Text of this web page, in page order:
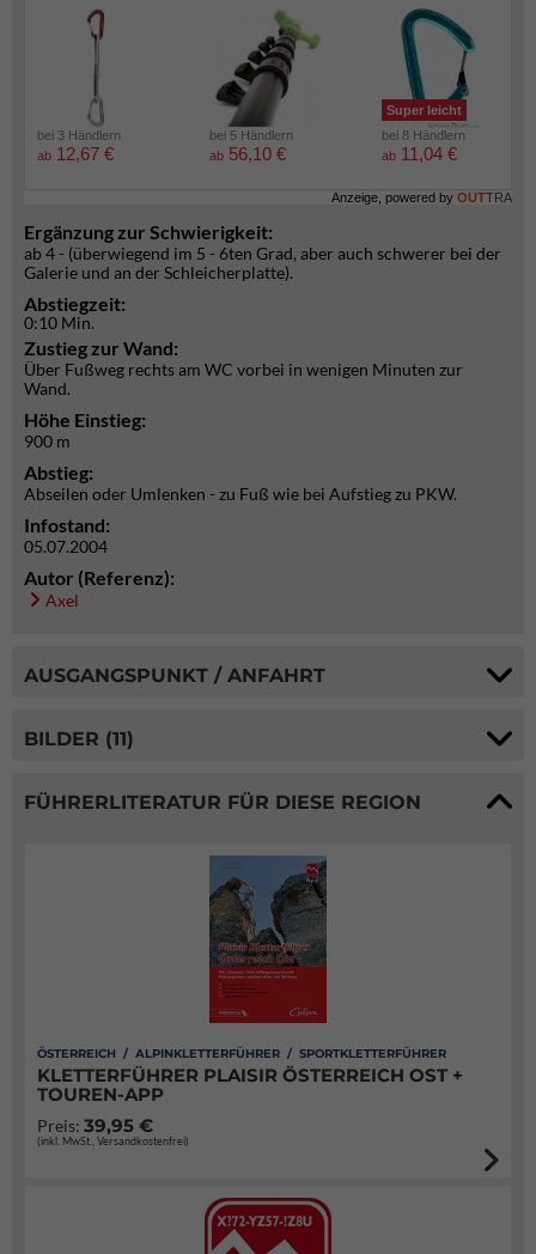
bei 3 Händlern
ab 12,67 €
bei 5 Händlern
ab 56,10 €
Super leicht
bei 8 Händlern
ab 11,04 €
Anzeige, powered by OUTTRA
Ergänzung zur Schwierigkeit:
ab 4 - (überwiegend im 5 - 6ten Grad, aber auch schwerer bei der
Galerie und an der Schleicherplatte).
Abstiegzeit:
0:10 Min.
Zustieg zur Wand:
Über Fußweg rechts am WC vorbei in wenigen Minuten zur
Wand.
Höhe Einstieg:
900 m
Abstieg:
Abseilen oder Umlenken - zu Fuß wie bei Aufstieg zu PKW.
Infostand:
05.07.2004
Autor (Referenz):
Axel
AUSGANGSPUNKT / ANFAHRT
BILDER (11)
FÜHRERLITERATUR FÜR DIESE REGION
ÖSTERREICH / ALPINKLETTERFÜHRER / SPORTKLETTERFÜHRER
KLETTERFÜHRER PLAISIR ÖSTERREICH OST +
TOUREN-APP
Preis: 39,95 €
(inkl. MwSt., Versandkostenfrei)